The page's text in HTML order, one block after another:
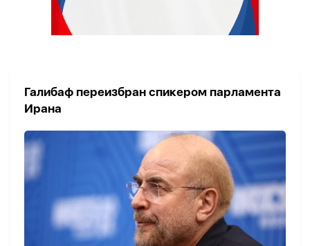
Галибаф переизбран спикером парламента
Ирана